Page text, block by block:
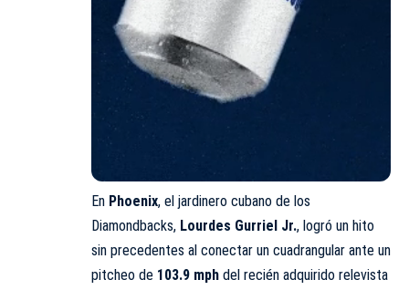
En Phoenix, el jardinero cubano de los
Diamondbacks, Lourdes Gurriel Jr., logró un hito
sin precedentes al conectar un cuadrangular ante un
pitcheo de 103.9 mph del recién adquirido relevista